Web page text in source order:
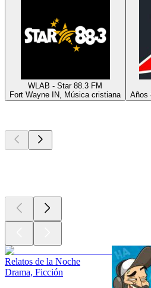
WLAB - Star 88.3 FM
Fort Wayne IN, Música cristiana
Años
Relatos de la Noche
Drama, Ficción